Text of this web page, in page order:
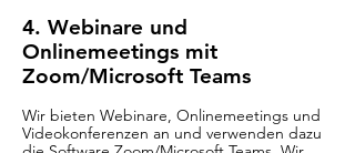
4. Webinare und
Onlinemeetings mit
Zoom/Microsoft Teams
Wir bieten Webinare, Onlinemeetings und
Videokonferenzen an und verwenden dazu